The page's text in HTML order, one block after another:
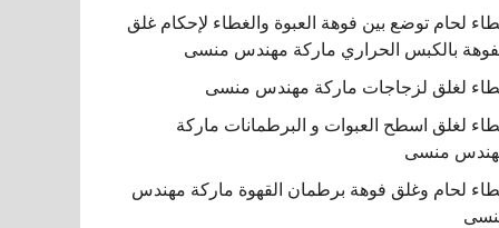
لحام توضع بين فوهة العبوة والغطاء لإحكام غلق
بالكبس الحراري ماركة مهندس منسى
لغلق لزجاجات ماركة مهندس منسى
لغلق اسطح العبوات و البرطمانات ماركة
منسى
لحام وغلق فوهة برطمان القهوة ماركة مهندس